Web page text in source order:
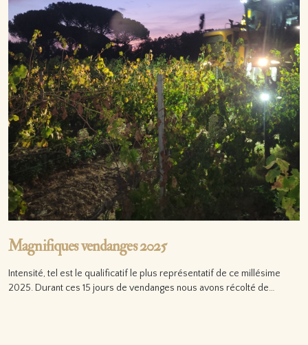
Magnifiques vendanges 2025
Intensité, tel est le qualificatif le plus représentatif de ce millésime
2025. Durant ces 15 jours de vendanges nous avons récolté de…